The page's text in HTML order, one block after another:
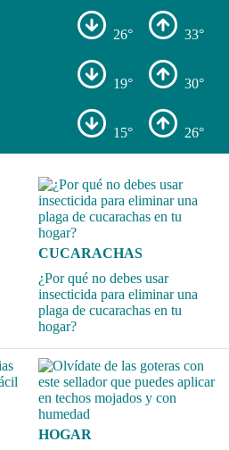
26° 33°
19° 30°
15° 26°
CUCARACHAS
¿Por qué no debes usar
insecticida para eliminar una
plaga de cucarachas en tu
hogar?
HOGAR